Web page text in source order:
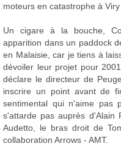
moteurs en catastrophe à
Un cigare à la bouche,
apparition dans un paddock
en Malaisie, car je tiens à
dévoiler leur projet pour
déclare le directeur de
inscrire un point avant de
sentimental qui n'aime pas
s'attarde pas auprès d'Alain
Audetto, le bras droit de
collaboration Arrows - AMT.